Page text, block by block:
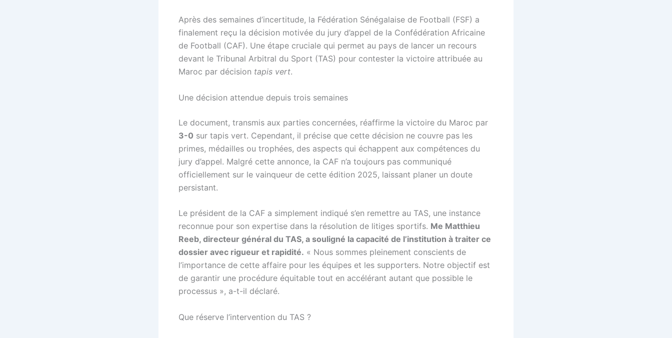
Après des semaines d’incertitude, la Fédération Sénégalaise de Football (FSF) a
finalement reçu la décision motivée du jury d’appel de la Confédération Africaine
de Football (CAF). Une étape cruciale qui permet au pays de lancer un recours
devant le Tribunal Arbitral du Sport (TAS) pour contester la victoire attribuée au
Maroc par décision tapis vert.
Une décision attendue depuis trois semaines
Le document, transmis aux parties concernées, réaffirme la victoire du Maroc par
3-0 sur tapis vert. Cependant, il précise que cette décision ne couvre pas les
primes, médailles ou trophées, des aspects qui échappent aux compétences du
jury d’appel. Malgré cette annonce, la CAF n’a toujours pas communiqué
officiellement sur le vainqueur de cette édition 2025, laissant planer un doute
persistant.
Le président de la CAF a simplement indiqué s’en remettre au TAS, une instance
reconnue pour son expertise dans la résolution de litiges sportifs. Me Matthieu
Reeb, directeur général du TAS, a souligné la capacité de l’institution à traiter ce
dossier avec rigueur et rapidité. « Nous sommes pleinement conscients de
l’importance de cette affaire pour les équipes et les supporters. Notre objectif est
de garantir une procédure équitable tout en accélérant autant que possible le
processus », a-t-il déclaré.
Que réserve l’intervention du TAS ?